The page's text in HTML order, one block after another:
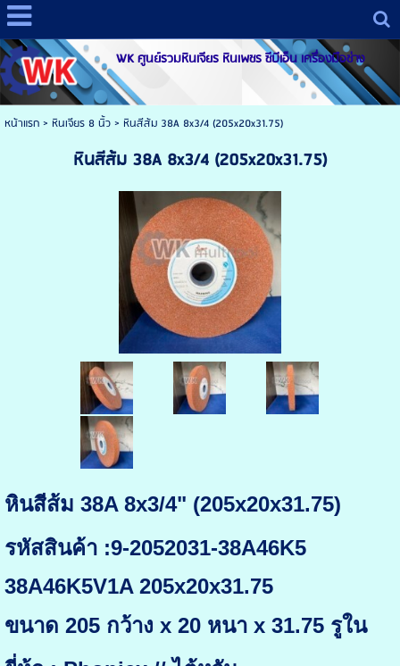
WK ศูนย์รวมหินเจียร หินเพชร ซีบีเอ็น เครื่องมือช่าง
หน้าแรก> หินเจียร 8 นิ้ว> หินสีส้ม 38A 8x3/4 (205x20x31.75)
หินสีส้ม 38A 8x3/4 (205x20x31.75)
หินสีส้ม 38A 8x3/4" (205x20x31.75)
รหัสสินค้า :9-2052031-38A46K5
38A46K5V1A 205x20x31.75
ขนาด 205 กว้าง x 20 หนา x 31.75 รูใน